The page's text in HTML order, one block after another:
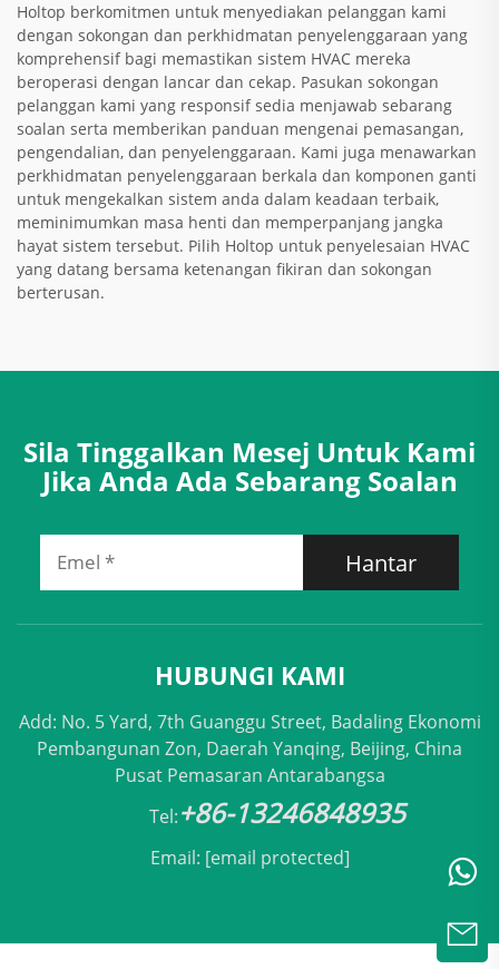
Holtop berkomitmen untuk menyediakan pelanggan kami
dengan sokongan dan perkhidmatan penyelenggaraan yang
komprehensif bagi memastikan sistem HVAC mereka
beroperasi dengan lancar dan cekap. Pasukan sokongan
pelanggan kami yang responsif sedia menjawab sebarang
soalan serta memberikan panduan mengenai pemasangan,
pengendalian, dan penyelenggaraan. Kami juga menawarkan
perkhidmatan penyelenggaraan berkala dan komponen ganti
untuk mengekalkan sistem anda dalam keadaan terbaik,
meminimumkan masa henti dan memperpanjang jangka
hayat sistem tersebut. Pilih Holtop untuk penyelesaian HVAC
yang datang bersama ketenangan fikiran dan sokongan
berterusan.
Sila Tinggalkan Mesej Untuk Kami
Jika Anda Ada Sebarang Soalan
Hantar
HUBUNGI KAMI
Add: No. 5 Yard, 7th Guanggu Street, Badaling Ekonomi
Pembangunan Zon, Daerah Yanqing, Beijing, China
Pusat Pemasaran Antarabangsa
Tel:+86-13246848935
Email: [email protected]